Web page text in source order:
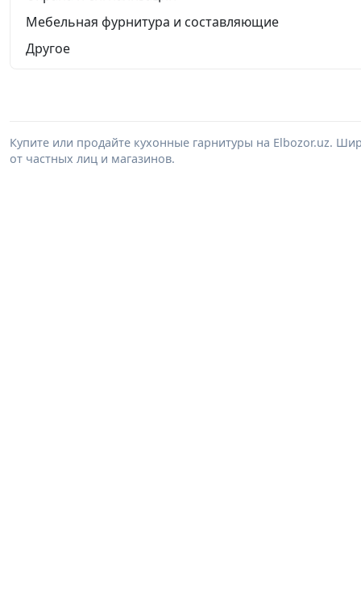
Мебельная фурнитура и составляющие
Другое
Купите или продайте кухонные гарнитуры на Elbozor.uz.
от частных лиц и магазинов.